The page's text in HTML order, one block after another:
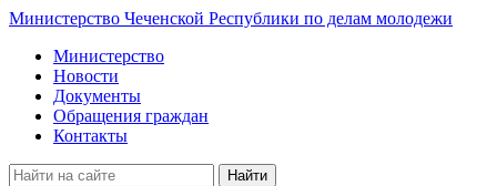
Министерство Чеченской Республики по делам молодежи
Министерство
Новости
Документы
Обращения граждан
Контакты
Найти